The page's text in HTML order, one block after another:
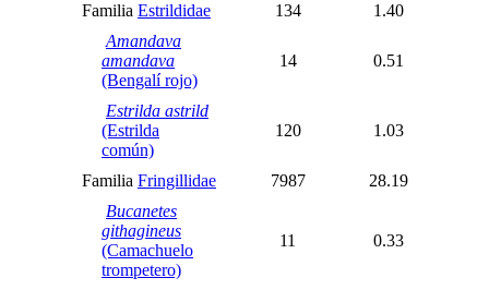
Familia Estrildidae 134
1.40
Amandava
amandava
(Bengalí rojo)
14 0.51
Estrilda astrild
(Estrilda
común)
120 1.03
Familia Fringillidae 7987
28.19
Bucanetes
githagineus
(Camachuelo
trompetero)
11 0.33